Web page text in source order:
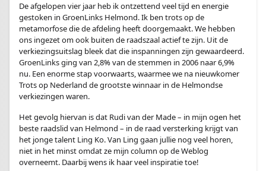
De afgelopen vier jaar heb ik ontzettend veel tijd en energie
gestoken in GroenLinks Helmond. Ik ben trots op de
metamorfose die de afdeling heeft doorgemaakt. We hebben
ons ingezet om ook buiten de raadszaal actief te zijn. Uit de
verkiezingsuitslag bleek dat die inspanningen zijn gewaardeerd.
GroenLinks ging van 2,8% van de stemmen in 2006 naar 6,9%
nu. Een enorme stap voorwaarts, waarmee we na nieuwkomer
Trots op Nederland de grootste winnaar in de Helmondse
verkiezingen waren.
Het gevolg hiervan is dat Rudi van der Made – in mijn ogen het
beste raadslid van Helmond – in de raad versterking krijgt van
het jonge talent Ling Ko. Van Ling gaan jullie nog veel horen,
niet in het minst omdat ze mijn column op de Weblog
overneemt. Daarbij wens ik haar veel inspiratie toe!